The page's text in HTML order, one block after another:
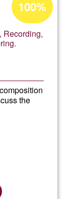
Recording,
the
percentage
Ğ1
100%